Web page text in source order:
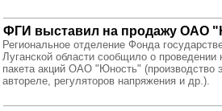
ФГИ выставил на продажу ОАО
Региональное отделение Фонда
Луганской области сообщило о проведении
пакета акций ОАО "Юность" (производство
автореле, регуляторов напряжения и др.).